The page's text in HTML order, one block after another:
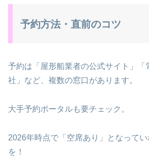
予約方法・直前のコツ
予約は「屋形船業者の公式サイト」「
社」など、複数の窓口があります。
大手予約ポータルも要チェック。
2026年時点で「空席あり」となって
を！